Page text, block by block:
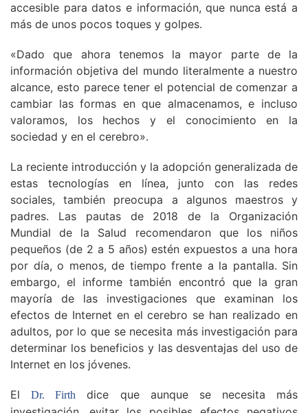
accesible para datos e información, que nunca está a
más de unos pocos toques y golpes.
«Dado que ahora tenemos la mayor parte de la
información objetiva del mundo literalmente a nuestro
alcance, esto parece tener el potencial de comenzar a
cambiar las formas en que almacenamos, e incluso
valoramos, los hechos y el conocimiento en la
sociedad y en el cerebro».
La reciente introducción y la adopción generalizada de
estas tecnologías en línea, junto con las redes
sociales, también preocupa a algunos maestros y
padres. Las pautas de 2018 de la Organización
Mundial de la Salud recomendaron que los niños
pequeños (de 2 a 5 años) estén expuestos a una hora
por día, o menos, de tiempo frente a la pantalla. Sin
embargo, el informe también encontró que la gran
mayoría de las investigaciones que examinan los
efectos de Internet en el cerebro se han realizado en
adultos, por lo que se necesita más investigación para
determinar los beneficios y las desventajas del uso de
Internet en los jóvenes.
ElDr. Firth
dice que aunque se necesita más